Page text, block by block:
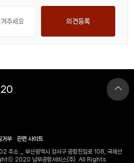
의견등록
거부 관련 사이트
소 _ 부산광역시 강서구 공항진입로 108, 국제선
2020 남부공항서비스(주). All Rights